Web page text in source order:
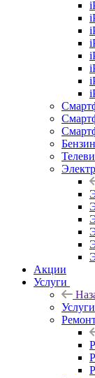
Акции
Услуги
Услуги